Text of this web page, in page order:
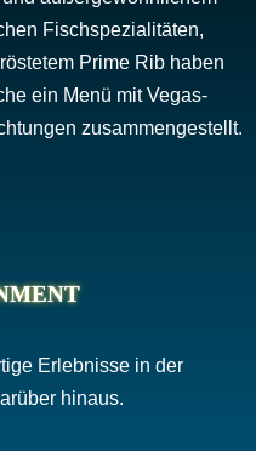
Fischspezialitäten,
Prime Rib haben
ein Menü mit Vegas-
zusammengestellt.
Erlebnisse in der
hinaus.